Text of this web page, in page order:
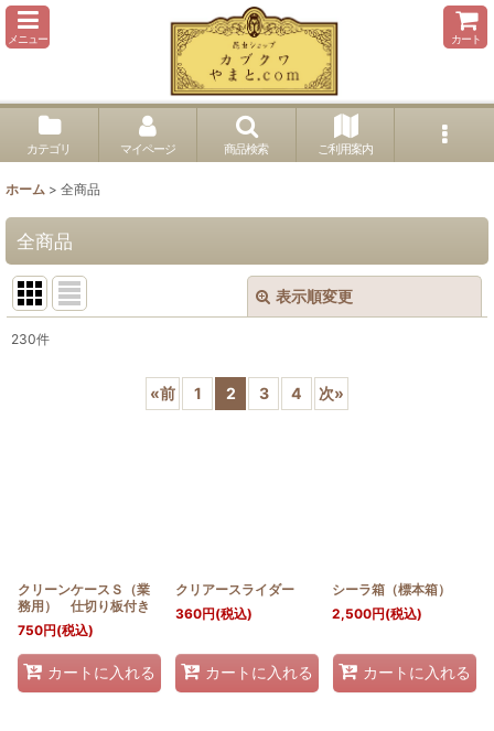
メニュー カート
カテゴリ マイページ 商品検索 ご利用案内
ホーム > 全商品
全商品
表示順変更
230件
«前 1 2 3 4 次»
クリーンケースＳ（業
務用） 仕切り板付き
750円(税込)
カートに入れる
クリアースライダー
360円(税込)
カートに入れる
シーラ箱（標本箱）
2,500円(税込)
カートに入れる